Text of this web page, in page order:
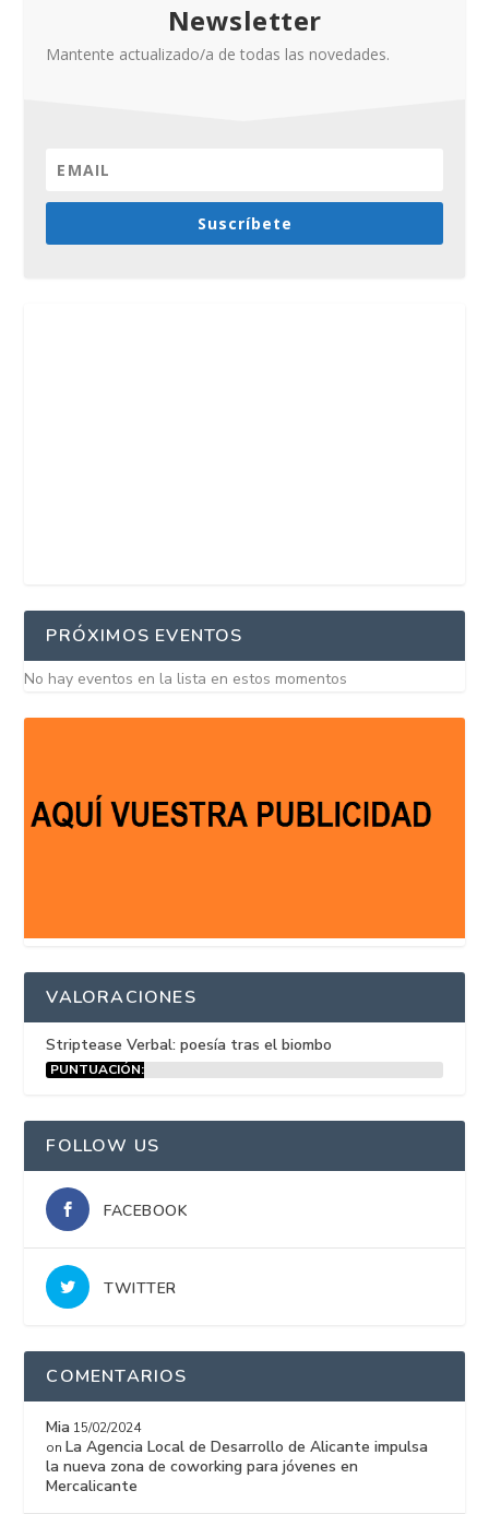
Newsletter
Mantente actualizado/a de todas las novedades.
Suscríbete
PRÓXIMOS EVENTOS
No hay eventos en la lista en estos momentos
VALORACIONES
Striptease Verbal: poesía tras el biombo
PUNTUACIÓN:
FOLLOW US
FACEBOOK
TWITTER
COMENTARIOS
Mia 15/02/2024
onLa Agencia Local de Desarrollo de Alicante impulsa
la nueva zona de coworking para jóvenes en
Mercalicante